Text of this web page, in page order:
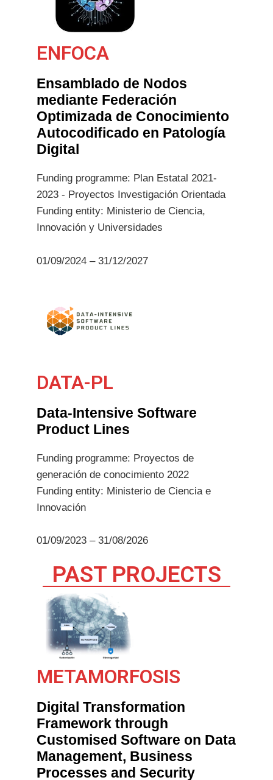
ENFOCA
Ensamblado de Nodos
mediante Federación
Optimizada de Conocimiento
Autocodificado en Patología
Digital
Funding programme: Plan Estatal 2021-
2023 - Proyectos Investigación Orientada
Funding entity: Ministerio de Ciencia,
Innovación y Universidades
01/09/2024 – 31/12/2027
DATA-PL
Data-Intensive Software
Product Lines
Funding programme: Proyectos de
generación de conocimiento 2022
Funding entity: Ministerio de Ciencia e
Innovación
01/09/2023 – 31/08/2026
PAST PROJECTS
METAMORFOSIS
Digital Transformation
Framework through
Customised Software on Data
Management, Business
Processes and Security